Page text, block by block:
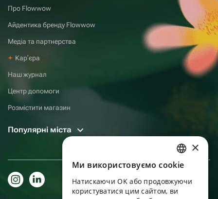
Про Flowwow
Айдентика бренду Flowwow
Медіа та партнерства
Карʼєра
Наш журнал
Центр допомоги
Розмістити магазин
Популярні міста
RUSSIAN
ENGLISH
×
Ми використовуємо cookie
Натискаючи OK або продовжуючи
користуватися цим сайтом, ви